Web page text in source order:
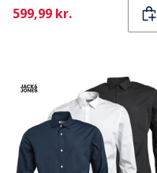
Current
599,99 kr.